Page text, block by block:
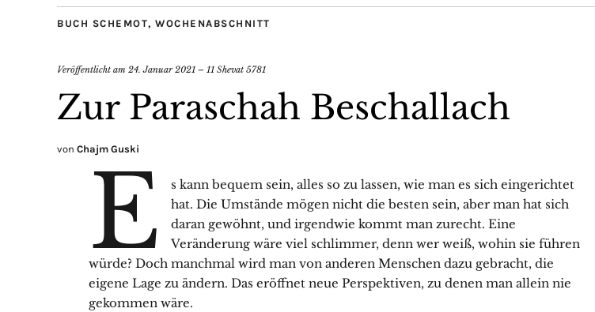
BUCH SCHEMOT, WOCHENABSCHNITT
Veröffentlicht am 24. Januar 2021 – 11 Shevat 5781
Zur Paraschah Beschallach
von Chajm Guski
E
s kann bequem sein, alles so zu lassen, wie man es sich eingerichtet
hat. Die Umstände mögen nicht die besten sein, aber man hat sich
daran gewöhnt, und irgendwie kommt man zurecht. Eine
Veränderung wäre viel schlimmer, denn wer weiß, wohin sie führen
würde? Doch manchmal wird man von anderen Menschen dazu gebracht, die
eigene Lage zu ändern. Das eröffnet neue Perspektiven, zu denen man allein nie
gekommen wäre.